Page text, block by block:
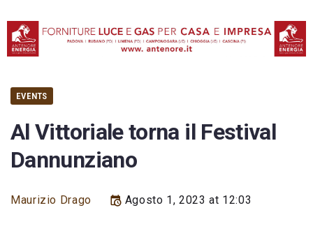
EVENTS
Al Vittoriale torna il Festival
Dannunziano
Maurizio Drago Agosto 1, 2023 at 12:03